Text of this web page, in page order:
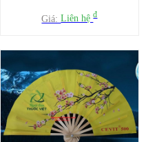
Giá:Liên hệđ